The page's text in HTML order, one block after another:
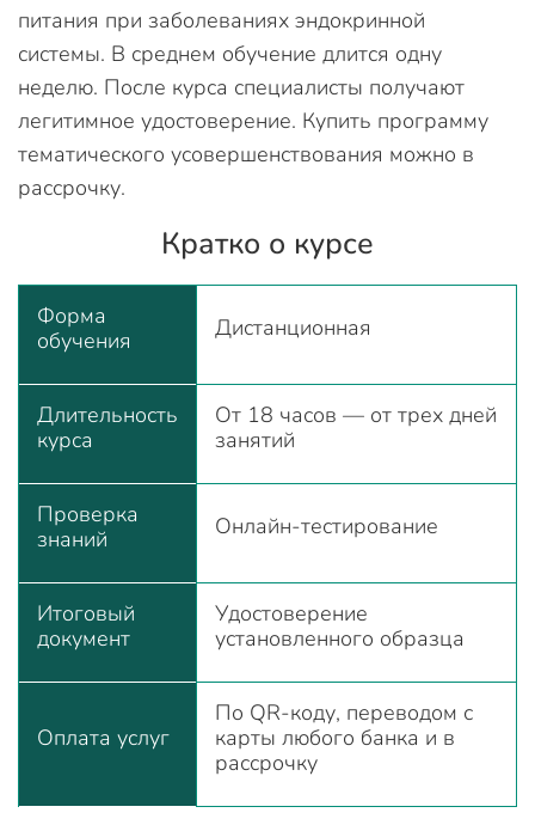
питания при заболеваниях эндокринной
системы. В среднем обучение длится одну
неделю. После курса специалисты получают
легитимное удостоверение. Купить программу
тематического усовершенствования можно в
рассрочку.
Кратко о курсе
Форма
обучения
Дистанционная
Длительность
курса
От 18 часов — от трех дней
занятий
Проверка
знаний
Онлайн-тестирование
Итоговый
документ
Удостоверение
установленного образца
Оплата услуг
По QR-коду, переводом с
карты любого банка и в
рассрочку